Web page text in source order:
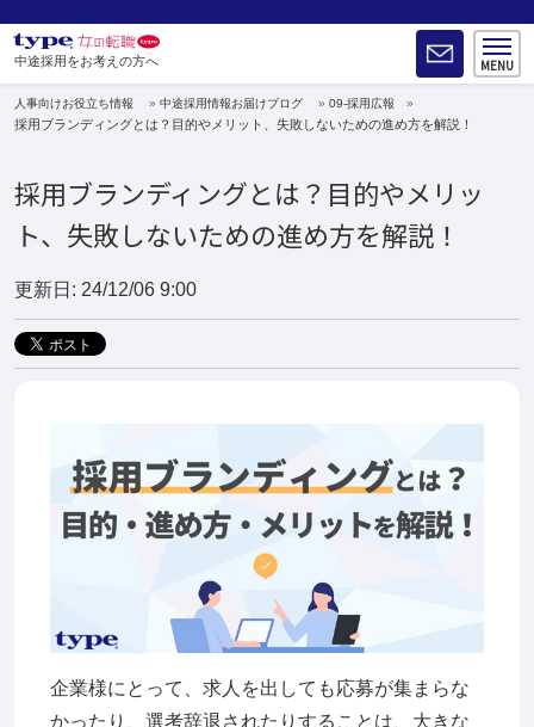
中途採用をお考えの方へ
人事向けお役立ち情報 中途採用情報お届けブログ 09-採用広報
採用ブランディングとは？目的やメリット、失敗しないための進め方を解説！
採用ブランディングとは？目的やメリッ
ト、失敗しないための進め方を解説！
更新日: 24/12/06 9:00
企業様にとって、求人を出しても応募が集まらな
かったり、選考辞退されたりすることは、大きな